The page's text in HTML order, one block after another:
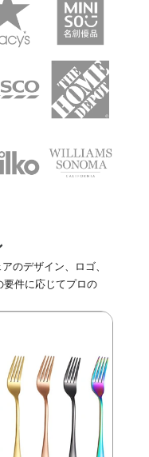
のデザイン、ロゴ、
件に応じてプロの